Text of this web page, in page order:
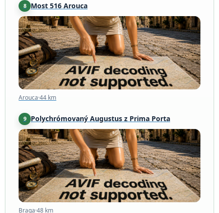
8 Most 516 Arouca
Arouca·44 km
Arouca·44 km
9 Polychrómovaný Augustus z Prima Porta
Braga·48 km
Braga·48 km